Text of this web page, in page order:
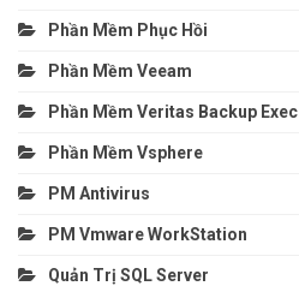
Phần Mềm Phục Hồi
Phần Mềm Veeam
Phần Mềm Veritas Backup Exec
Phần Mềm Vsphere
PM Antivirus
PM Vmware WorkStation
Quản Trị SQL Server